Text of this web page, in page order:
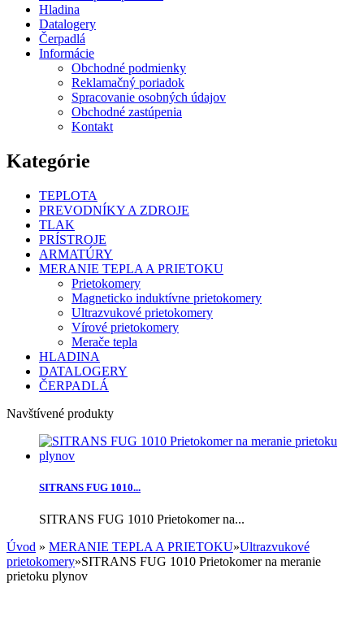
Hladina
Datalogery
Čerpadlá
Informácie
Obchodné podmienky
Reklamačný poriadok
Spracovanie osobných údajov
Obchodné zastúpenia
Kontakt
Kategórie
TEPLOTA
PREVODNÍKY A ZDROJE
TLAK
PRÍSTROJE
ARMATÚRY
MERANIE TEPLA A PRIETOKU
Prietokomery
Magneticko induktívne prietokomery
Ultrazvukové prietokomery
Vírové prietokomery
Merače tepla
HLADINA
DATALOGERY
ČERPADLÁ
Navštívené produkty
SITRANS FUG 1010...
SITRANS FUG 1010 Prietokomer na...
Úvod » MERANIE TEPLA A PRIETOKU»Ultrazvukové
prietokomery»SITRANS FUG 1010 Prietokomer na meranie
prietoku plynov